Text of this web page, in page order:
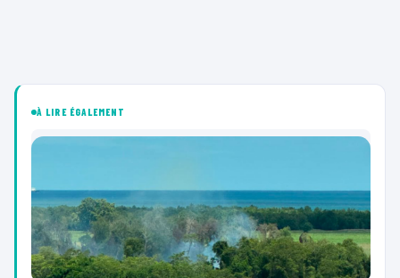
À LIRE ÉGALEMENT